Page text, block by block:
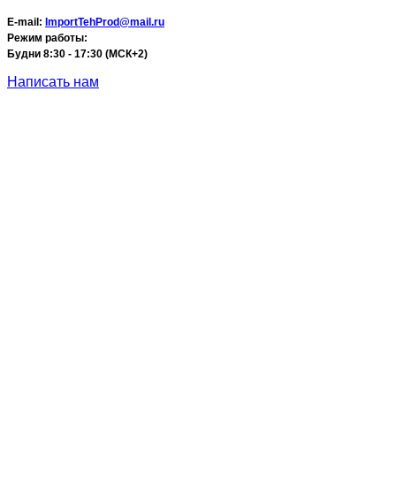
E-mail: ImportTehProd@mail.ru
Режим работы:
Будни 8:30 - 17:30 (МСК+2)
Написать нам